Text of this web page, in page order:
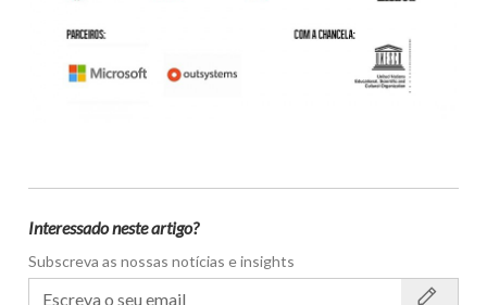
Interessado neste artigo?
Subscreva as nossas notícias e insights